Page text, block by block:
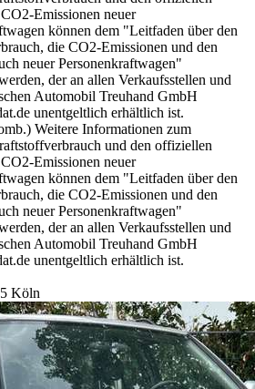
Emissionen neuer
können dem "Leitfaden über den
die CO2-Emissionen und den
neuer Personenkraftwagen"
der an allen Verkaufsstellen und
Automobil Treuhand GmbH
unentgeltlich erhältlich ist.
Weitere Informationen zum
und den offiziellen
Emissionen neuer
können dem "Leitfaden über den
die CO2-Emissionen und den
neuer Personenkraftwagen"
der an allen Verkaufsstellen und
Automobil Treuhand GmbH
unentgeltlich erhältlich ist.
Köln